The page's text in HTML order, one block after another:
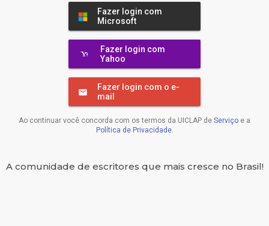
Fazer login com
Microsoft
Fazer login com
Yahoo
Fazer login com o e-
mail
Ao continuar você concorda com os termos da UICLAP de Serviço e a
Política de Privacidade.
A comunidade de escritores que mais cresce no Brasil!